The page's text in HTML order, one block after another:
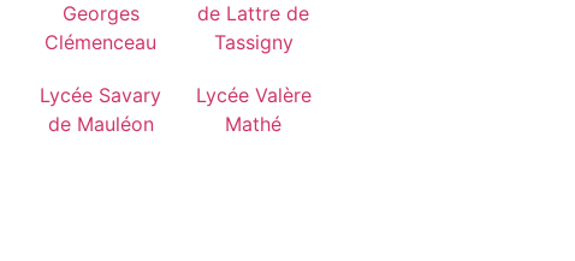
Georges
Clémenceau
de Lattre de
Tassigny
Lycée Savary
de Mauléon
Lycée Valère
Mathé